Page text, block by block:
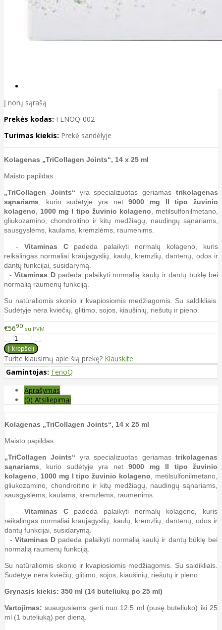
Į norų sąrašą
Prekės kodas: FENOQ-002
Turimas kiekis: Prekė sandėlyje
Kolagenas „TriCollagen Joints“, 14 x 25 ml
Maisto papildas
„TriCollagen Joints“ yra specializuotas geriamastrikolagenas
sąnariams , kurio sudėtyje yra net9000 mg II tipo žuvinio
kolageno
1000 mg I tipo žuvinio kolageno , metilsulfonilmetano,
gliukozamino, chondroitino ir kitų medžiagų, naudingų sąnariams,
sausgyslėms, kaulams, kremzlėms, raumenims.
- Vitaminas Cpadeda palaikyti normalų kolageno, kuris
reikalingas normaliai kraujagyslių, kaulų, kremzlių, dantenų, odos ir
dantų funkcijai, susidarymą.
-Vitaminas Dpadeda palaikyti normalią kaulų ir dantų būklę bei
normalią raumenų funkciją.
Su natūraliomis skonio ir kvapiosiomis medžiagomis. Su saldikliais.
Sudėtyje nėra kviečių, glitimo, sojos, kiaušinių, riešutų ir pieno.
€5690 su PVM
Turite klausimų apie šią prekę? Klauskite
Gamintojas: FenoQ
Aprašymas
(0) Atsiliepimai
Kolagenas „TriCollagen Joints“, 14 x 25 ml
Maisto papildas
„TriCollagen Joints“ yra specializuotas geriamastrikolagenas
sąnariams , kurio sudėtyje yra net9000 mg II tipo žuvinio
kolageno
1000 mg I tipo žuvinio kolageno , metilsulfonilmetano,
gliukozamino, chondroitino ir kitų medžiagų, naudingų sąnariams,
sausgyslėms, kaulams, kremzlėms, raumenims.
- Vitaminas Cpadeda palaikyti normalų kolageno, kuris
reikalingas normaliai kraujagyslių, kaulų, kremzlių, dantenų, odos ir
dantų funkcijai, susidarymą.
- Vitaminas D padeda palaikyti normalią kaulų ir dantų būklę bei
normalią raumenų funkciją.
Su natūraliomis skonio ir kvapiosiomis medžiagomis. Su saldikliais.
Sudėtyje nėra kviečių, glitimo, sojos, kiaušinių, riešutų ir pieno.
Grynasis kiekis: 350 ml (14 buteliukų po 25 ml)
Vartojimas: suaugusiems gerti nuo 12.5 ml (pusę buteliuko) iki 25
ml (1 buteliuką) per dieną.